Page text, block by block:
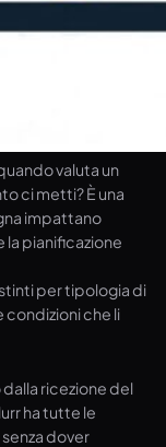
valuta un
ci metti? È una
impattano
la pianificazione
per tipologia di
condizioni che li
ricezione del
ha tutte le
dover